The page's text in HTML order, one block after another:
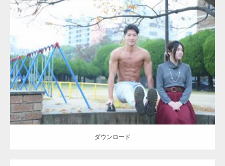
Update:2021.07.6
Category:公園のマッチョ その他 AKIHITO(細マッチョ) 腹筋
ダウンロード
ダウンロード